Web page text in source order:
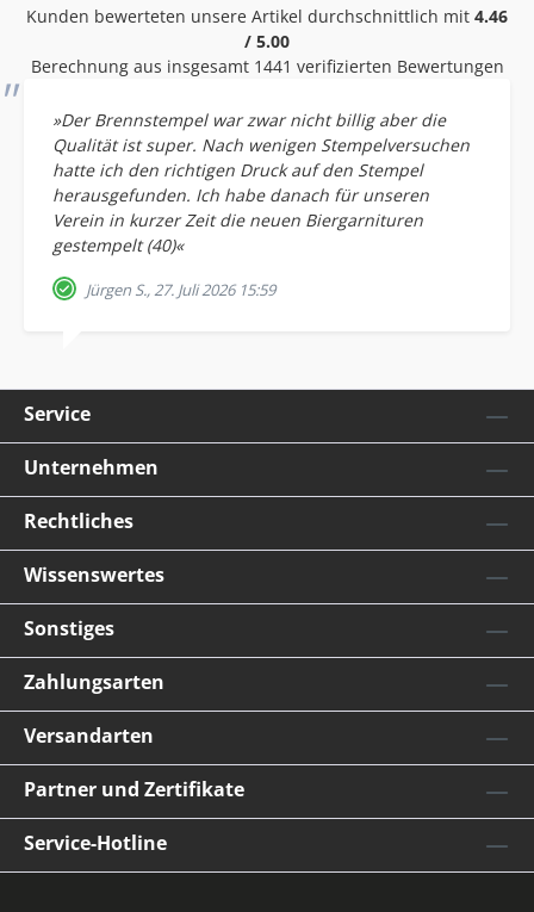
Kunden bewerteten unsere Artikel durchschnittlich mit 4.46
/ 5.00
Berechnung aus insgesamt 1441 verifizierten Bewertungen
»Der Brennstempel war zwar nicht billig aber die
Qualität ist super. Nach wenigen Stempelversuchen
hatte ich den richtigen Druck auf den Stempel
herausgefunden. Ich habe danach für unseren
Verein in kurzer Zeit die neuen Biergarnituren
gestempelt (40)«
Jürgen S., 27. Juli 2026 15:59
Service
Unternehmen
Rechtliches
Wissenswertes
Sonstiges
Zahlungsarten
Versandarten
Partner und Zertifikate
Service-Hotline